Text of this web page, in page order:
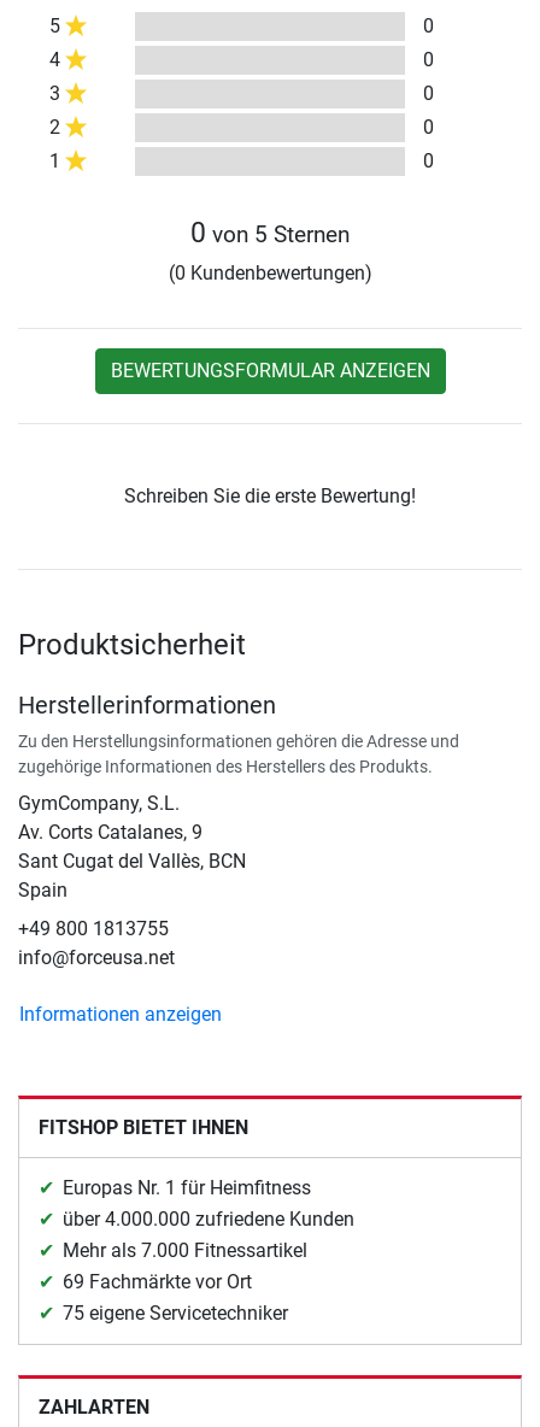
5
0
4
0
3
0
2
0
1
0
0 von 5 Sternen
(0 Kundenbewertungen)
BEWERTUNGSFORMULAR ANZEIGEN
Schreiben Sie die erste Bewertung!
Produktsicherheit
Herstellerinformationen
Zu den Herstellungsinformationen gehören die Adresse und
zugehörige Informationen des Herstellers des Produkts.
GymCompany, S.L.
Av. Corts Catalanes, 9
Sant Cugat del Vallès, BCN
Spain
+49 800 1813755
info@forceusa.net
Informationen anzeigen
FITSHOP BIETET IHNEN
Europas Nr. 1 für Heimfitness
über 4.000.000 zufriedene Kunden
Mehr als 7.000 Fitnessartikel
69 Fachmärkte vor Ort
75 eigene Servicetechniker
ZAHLARTEN